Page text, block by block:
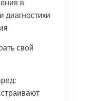
в
диагностики
свой